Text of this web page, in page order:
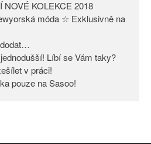
Odlišit se nebylo nikdy
práci!
DIVERSE – nová značka pouze
na Sasoo!
NOVÉ KOLEKCE 2018
móda ☆ Exklusivně na
Líbí se Vám taky?
v práci!
pouze na Sasoo!